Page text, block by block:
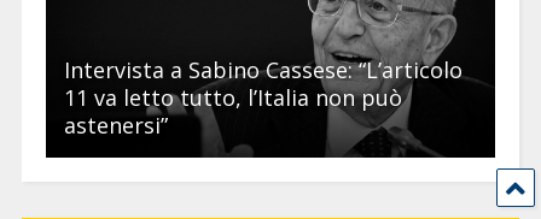
Intervista a Sabino Cassese: “L’articolo
11 va letto tutto, l’Italia non può
astenersi”